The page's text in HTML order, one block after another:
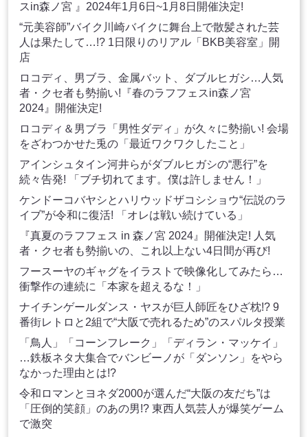
スin森ノ宮 』2024年1月6日~1月8日開催決定!
“元美容師”バイク川崎バイクに舞台上で散髪された芸
人は果たして…!? 1日限りのリアル「BKB美容室」開
店
ロコディ、男ブラ、金属バット、ダブルヒガシ…人気
者・クセ者も勢揃い!『春のラフフェスin森ノ宮
2024』開催決定!
ロコディ＆男ブラ「男性ダディ」が久々に勢揃い! 会場
をざわつかせた兎の「最近ワクワクしたこと」
アインシュタイン河井らがダブルヒガシの“悪行”を
続々告発! 「ブチ切れてます。僕は許しません！」
ケンドーコバヤシとハリウッドザコシショウ“伝説のラ
イブ”が令和に復活! 「オレは戦い続けている」
『真夏のラフフェス in 森ノ宮 2024』開催決定! 人気
者・クセ者も勢揃いの、これ以上ない4日間が再び!
フースーヤのギャグをイラストで映像化してみたら…
衝撃作の連続に「本家を超えるな！」
ナイチンゲールダンス・ヤスが巨人師匠をひざ枕!? 9
番街レトロと2組で“大阪で売れるため”のスパルタ授業
「鳥人」「コーンフレーク」「ディラン・マッケイ」
…鉄板ネタ大集合でバンビーノが「ダンソン」をやら
なかった理由とは!?
令和ロマンとヨネダ2000が選んだ“大阪の友だち”は
「圧倒的笑顔」のあの男!? 東西人気芸人が爆笑ゲーム
で激突